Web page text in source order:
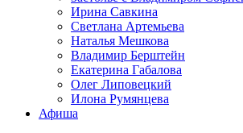
Ирина Савкина
Светлана Артемьева
Наталья Мешкова
Владимир Берштейн
Екатерина Габалова
Олег Липовецкий
Илона Румянцева
Афиша